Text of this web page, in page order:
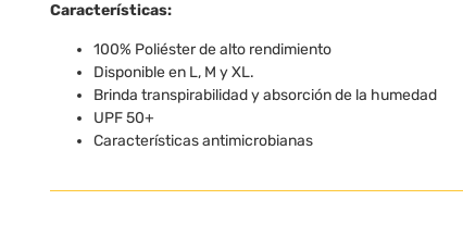
Características:
100% Poliéster de alto rendimiento
Disponible en L, M y XL.
Brinda transpirabilidad y absorción de la humedad
UPF 50+
Características antimicrobianas